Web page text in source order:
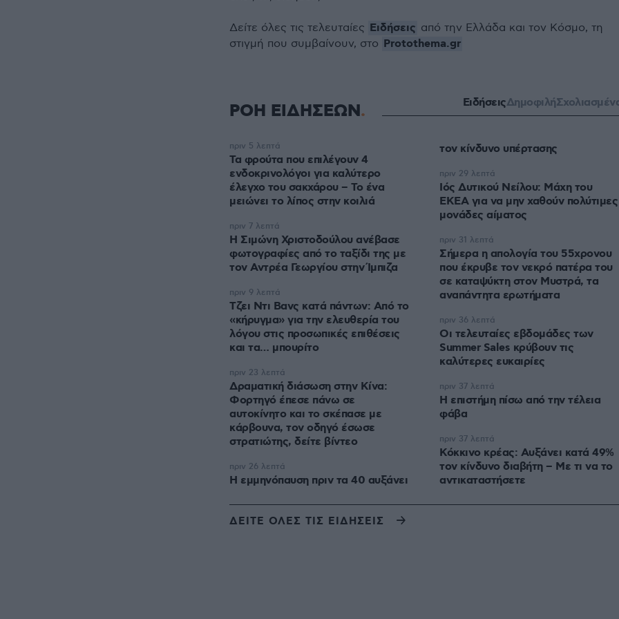
Δείτε όλες τις τελευταίες Ειδήσεις από την Ελλάδα και τον Κόσμο, τη
στιγμή που συμβαίνουν, στο Protothema.gr
ΡΟΗ ΕΙΔΗΣΕΩΝ ΕιδήσειςΔημοφιλή
Τα φρούτα που επιλέγουν 4
ενδοκρινολόγοι για καλύτερο
έλεγχο του σακχάρου – Το ένα
μειώνει το λίπος στην κοιλιά
πριν 5 λεπτά
Η Σιμώνη Χριστοδούλου ανέβασε
φωτογραφίες από το ταξίδι της με
τον Αντρέα Γεωργίου στην Ίμπιζα
πριν 7 λεπτά
Τζει Ντι Βανς κατά πάντων: Από το
«κήρυγμα» για την ελευθερία του
λόγου στις προσωπικές επιθέσεις
και τα… μπουρίτο
πριν 9 λεπτά
Δραματική διάσωση στην Κίνα:
Φορτηγό έπεσε πάνω σε
αυτοκίνητο και το σκέπασε με
κάρβουνα, τον οδηγό έσωσε
στρατιώτης, δείτε βίντεο
πριν 23 λεπτά
Η εμμηνόπαυση πριν τα 40 αυξάνει
τον κίνδυνο υπέρτασης
πριν 26 λεπτά
Ιός Δυτικού Νείλου: Μάχη του
ΕΚΕΑ για να μην χαθούν πολύτιμες
μονάδες αίματος
πριν 29 λεπτά
Σήμερα η απολογία του 55χρονου
που έκρυβε τον νεκρό πατέρα του
σε καταψύκτη στον Μυστρά, τα
αναπάντητα ερωτήματα
πριν 31 λεπτά
Οι τελευταίες εβδομάδες των
Summer Sales κρύβουν τις
καλύτερες ευκαιρίες
πριν 36 λεπτά
Η επιστήμη πίσω από την τέλεια
φάβα
πριν 37 λεπτά
Κόκκινο κρέας: Αυξάνει κατά 49%
τον κίνδυνο διαβήτη – Με τι να το
αντικαταστήσετε
πριν 37 λεπτά
ΔΕΙΤΕ ΟΛΕΣ ΤΙΣ ΕΙΔΗΣΕΙΣ